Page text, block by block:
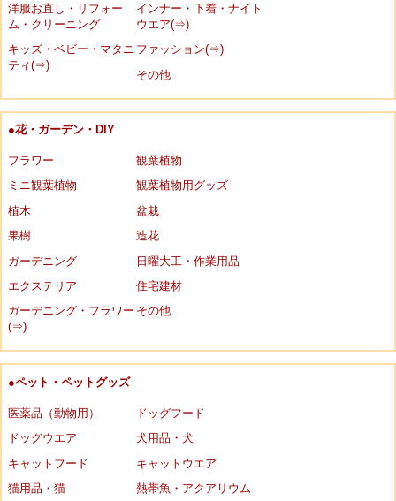
洋服お直し・リフォー
ム・クリーニング
インナー・下着・ナイト
ウエア(⇒)
キッズ・ベビー・マタニ
ティ(⇒)
ファッション(⇒)
その他
●花・ガーデン・DIY
フラワー
観葉植物
ミニ観葉植物
観葉植物用グッズ
植木
盆栽
果樹
造花
ガーデニング
日曜大工・作業用品
エクステリア
住宅建材
ガーデニング・フラワー
(⇒)
その他
●ペット・ペットグッズ
医薬品（動物用）
ドッグフード
ドッグウエア
犬用品・犬
キャットフード
キャットウエア
猫用品・猫
熱帯魚・アクアリウム